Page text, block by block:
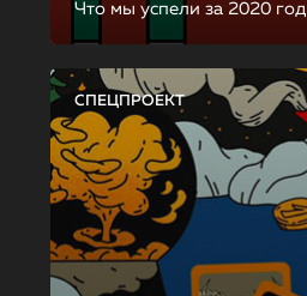
Что мы успели за 2020 год
СПЕЦПРОЕКТ